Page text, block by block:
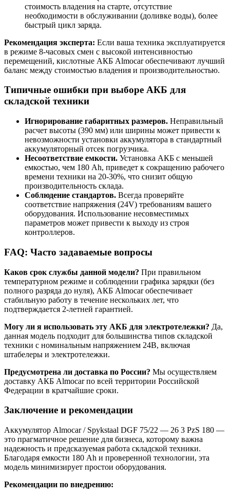
стоимость владения на старте, отсутствие
необходимости в обслуживании (доливке воды), более
быстрый цикл заряда.
Рекомендация эксперта: Если ваша техника эксплуатируется
в режиме 8-часовых смен с высокой интенсивностью
перемещений, кислотные АКБ Almocar обеспечивают лучший
баланс между стоимостью владения и производительностью.
Типичные ошибки при выборе АКБ для
складской техники
Игнорирование габаритных размеров. Неправильный
расчет высоты (390 мм) или ширины может привести к
невозможности установки аккумулятора в стандартный
аккумуляторный отсек погрузчика.
Несоответствие емкости. Установка АКБ с меньшей
емкостью, чем 180 Ah, приведет к сокращению рабочего
времени техники на 20-30%, что снизит общую
производительность склада.
Соблюдение стандартов. Всегда проверяйте
соответствие напряжения (24V) требованиям вашего
оборудования. Использование несовместимых
параметров может привести к выходу из строя
контроллеров.
FAQ: Часто задаваемые вопросы
Каков срок службы данной модели? При правильном
температурном режиме и соблюдении графика зарядки (без
полного разряда до нуля), АКБ Almocar обеспечивает
стабильную работу в течение нескольких лет, что
подтверждается 2-летней гарантией.
Могу ли я использовать эту АКБ для электротележки? Да,
данная модель подходит для большинства типов складской
техники с номинальным напряжением 24В, включая
штабелеры и электротележки.
Предусмотрена ли доставка по России? Мы осуществляем
доставку АКБ Almocar по всей территории Российской
Федерации в кратчайшие сроки.
Заключение и рекомендации
Аккумулятор Almocar / Spykstaal DGF 75/22 — 26 3 PzS 180 —
это прагматичное решение для бизнеса, которому важна
надежность и предсказуемая работа складской техники.
Благодаря емкости 180 Ah и проверенной технологии, эта
модель минимизирует простои оборудования.
Рекомендации по внедрению: